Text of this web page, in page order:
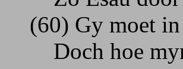
(60) Gy moet
Doch hoe